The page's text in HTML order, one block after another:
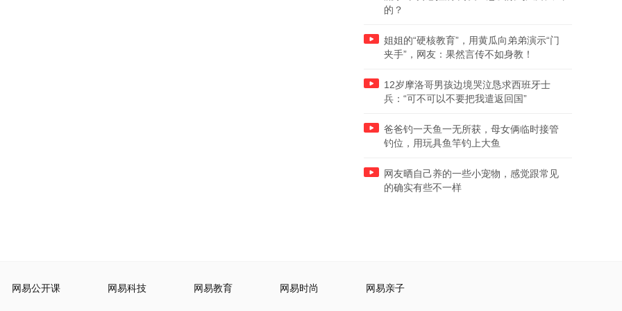
的？
姐姐的“硬核教育”，用黄瓜向弟弟演示“门
夹手”，网友：果然言传不如身教！
12岁摩洛哥男孩边境哭泣恳求西班牙士
兵：“可不可以不要把我遣返回国”
爸爸钓一天鱼一无所获，母女俩临时接管
钓位，用玩具鱼竿钓上大鱼
网友晒自己养的一些小宠物，感觉跟常见
的确实有些不一样
网易公开课 网易科技 网易教育 网易时尚 网易亲子